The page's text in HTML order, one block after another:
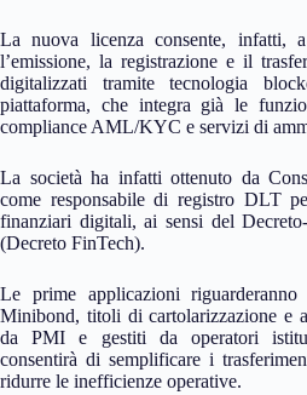
La nuova licenza consente, infatti,
l’emissione, la registrazione e il
digitalizzati tramite tecnologia
piattaforma, che integra già le
compliance AML/KYC e servizi di
La società ha infatti ottenuto da
come responsabile di registro DLT
finanziari digitali, ai sensi del
(Decreto FinTech).
Le prime applicazioni
Minibond, titoli di cartolarizzazione e
da PMI e gestiti da operatori
consentirà di semplificare i
ridurre le inefficienze operative.